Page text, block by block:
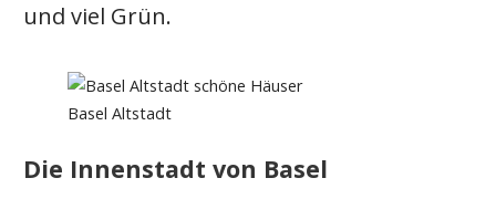
und viel Grün.
Basel Altstadt
Die Innenstadt von Basel